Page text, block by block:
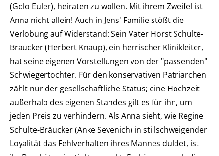
(Golo Euler), heiraten zu wollen. Mit ihrem Zweifel ist
Anna nicht allein! Auch in Jens' Familie stößt die
Verlobung auf Widerstand: Sein Vater Horst Schulte-
Bräucker (Herbert Knaup), ein herrischer Klinikleiter,
hat seine eigenen Vorstellungen von der "passenden"
Schwiegertochter. Für den konservativen Patriarchen
zählt nur der gesellschaftliche Status; eine Hochzeit
außerhalb des eigenen Standes gilt es für ihn, um
jeden Preis zu verhindern. Als Anna sieht, wie Regine
Schulte-Bräucker (Anke Sevenich) in stillschweigender
Loyalität das Fehlverhalten ihres Mannes duldet, ist